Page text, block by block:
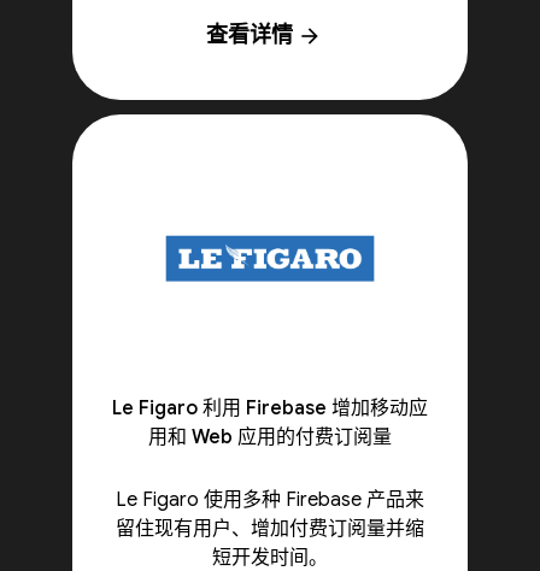
查看详情 arrow_forward
Le Figaro 利用 Firebase 增加移动应
用和 Web 应用的付费订阅量
Le Figaro 使用多种 Firebase 产品来
留住现有用户、增加付费订阅量并缩
短开发时间。